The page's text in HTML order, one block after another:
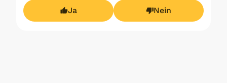
Ja Nein